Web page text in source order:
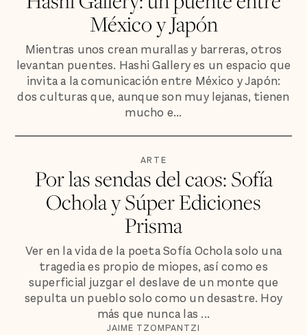
México y Japón
Mientras unos crean murallas y barreras, otros
levantan puentes. Hashi Gallery es un espacio que
invita a la comunicación entre México y Japón:
dos culturas que, aunque son muy lejanas, tienen
mucho e...
ARTE
Por las sendas del caos: Sofía
Ochola y Súper Ediciones
Prisma
Ver en la vida de la poeta Sofía Ochola solo una
tragedia es propio de miopes, así como es
superficial juzgar el deslave de un monte que
sepulta un pueblo solo como un desastre. Hoy
más que nunca las ...
JAIME TZOMPANTZI